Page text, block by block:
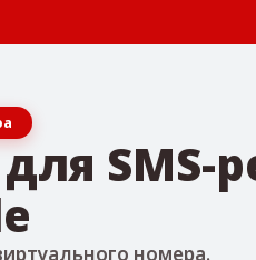
SMS-
номера.